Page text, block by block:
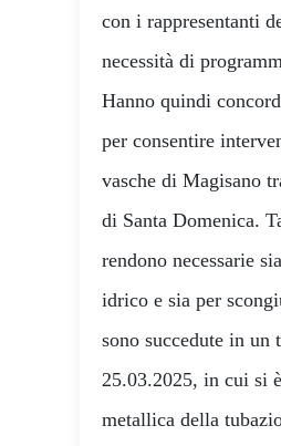
con i rappresentanti
necessità di
Hanno quindi
per consentire
vasche di Magisano
di Santa Domenica.
rendono necessarie
idrico e sia per
sono succedute in un
25.03.2025, in cui si
metallica della